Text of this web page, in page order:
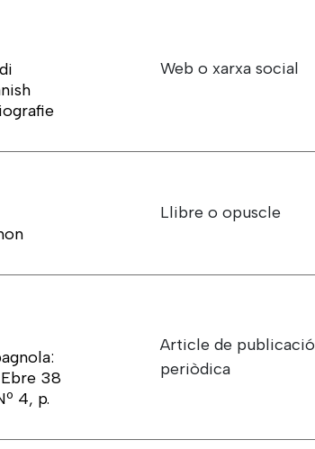
Web o xarxa social
Llibre o opuscle
38
4, p.
Article de publicació
periòdica